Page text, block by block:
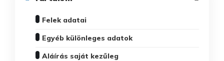
Felek adatai
Egyéb különleges adatok
Aláírás saját kezűleg